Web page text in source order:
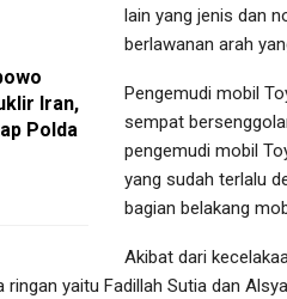
Iran,
Polda
lain yang jenis dan
berlawanan arah
Pengemudi mobil
sempat
pengemudi mobil
yang sudah terlalu
bagian belakang
Akibat dari
yaitu Fadillah Sutia dan